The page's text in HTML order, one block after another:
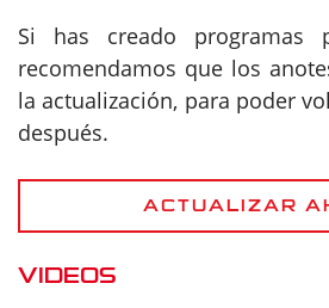
Si has creado programas
recomendamos que los
la actualización, para poder
después.
ACTUALIZAR
VIDEOS